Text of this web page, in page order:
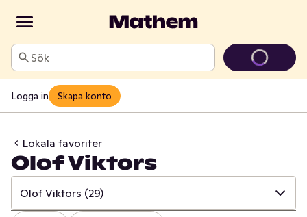
Sök
Logga in Skapa konto
Lokala favoriter
Olof Viktors
Olof Viktors (29)